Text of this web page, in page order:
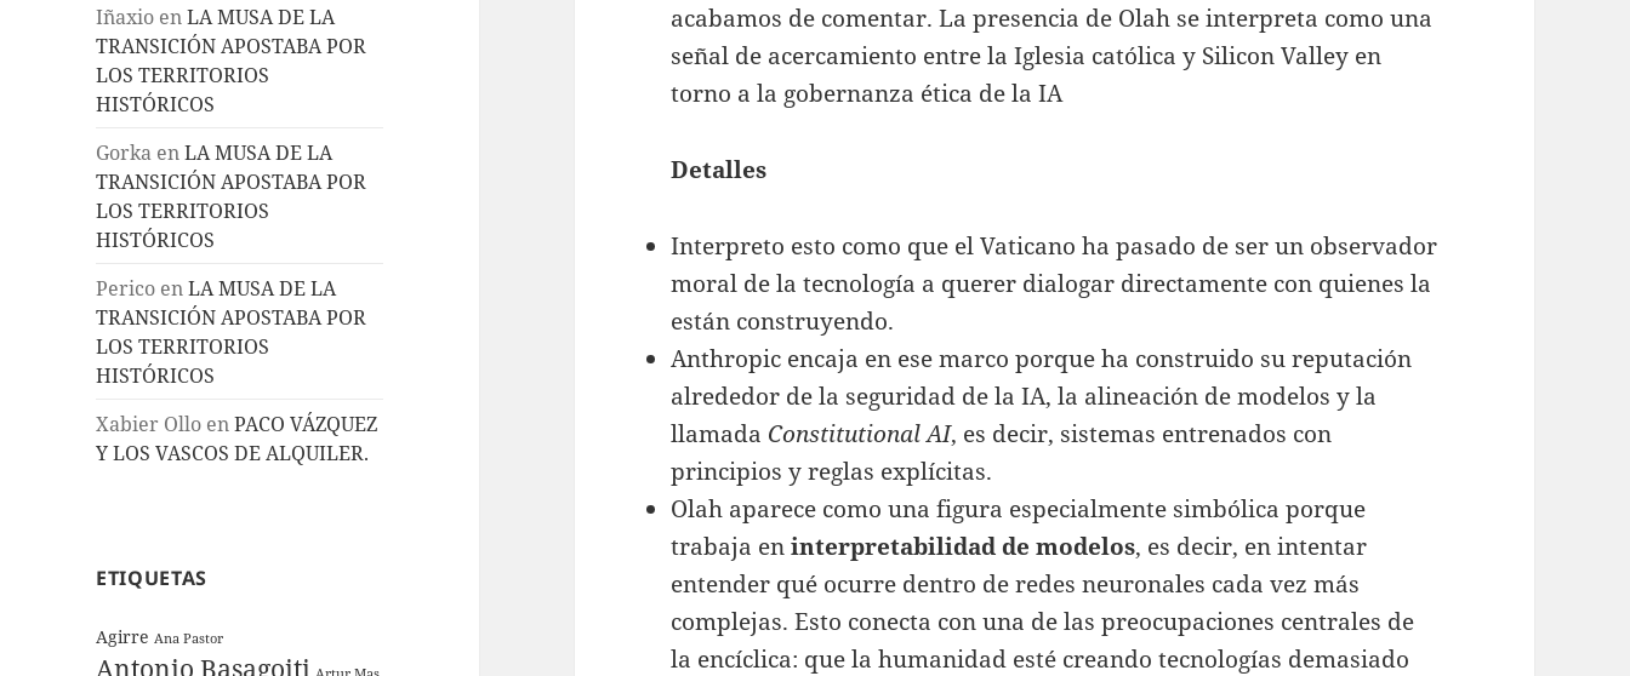
Iñaxio enLA MUSA DE LA
TRANSICIÓN APOSTABA POR
LOS TERRITORIOS
HISTÓRICOS
Gorka enLA MUSA DE LA
TRANSICIÓN APOSTABA POR
LOS TERRITORIOS
HISTÓRICOS
Perico enLA MUSA DE LA
TRANSICIÓN APOSTABA POR
LOS TERRITORIOS
HISTÓRICOS
Xabier Ollo enPACO VÁZQUEZ
Y LOS VASCOS DE ALQUILER.
ETIQUETAS
Agirre Ana Pastor
Antonio Basagoiti
acabamos de comentar. La presencia de Olah se interpreta como una
señal de acercamiento entre la Iglesia católica y Silicon Valley en
torno a la gobernanza ética de la IA
Detalles
Interpreto esto como que el Vaticano ha pasado de ser un observador
moral de la tecnología a querer dialogar directamente con quienes la
están construyendo.
Anthropic encaja en ese marco porque ha construido su reputación
alrededor de la seguridad de la IA, la alineación de modelos y la
llamada Constitutional AI, es decir, sistemas entrenados con
principios y reglas explícitas.
Olah aparece como una figura especialmente simbólica porque
trabaja eninterpretabilidad de modelos, es decir, en intentar
entender qué ocurre dentro de redes neuronales cada vez más
complejas. Esto conecta con una de las preocupaciones centrales de
la encíclica: que la humanidad esté creando tecnologías demasiado